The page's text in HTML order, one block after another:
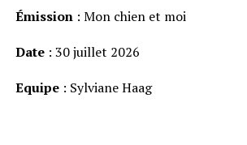
Émission: Mon chien et moi
Date: 30 juillet 2026
Equipe: Sylviane Haag